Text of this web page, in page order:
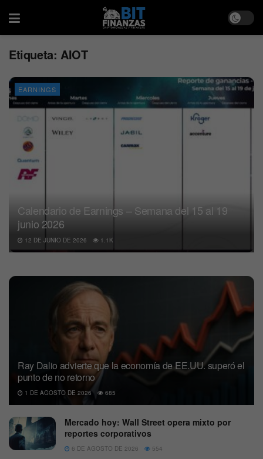
Etiqueta: AIOT
EARNINGS
Calendario de Earnings – Semana del 15 al 19
junio 2026
12 DE JUNIO DE 2026 1.1K
Ray Dalio advierte que la economía de EE.UU. superó el
punto de no retorno
1 DE AGOSTO DE 2026 685
Mercado hoy: Wall Street opera mixto por
reportes corporativos
6 DE AGOSTO DE 2026 554